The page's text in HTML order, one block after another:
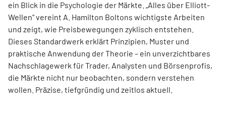
ein Blick in die Psychologie der Märkte. „Alles über Elliott-
Wellen“ vereint A. Hamilton Boltons wichtigste Arbeiten
und zeigt, wie Preisbewegungen zyklisch entstehen.
Dieses Standardwerk erklärt Prinzipien, Muster und
praktische Anwendung der Theorie – ein unverzichtbares
Nachschlagewerk für Trader, Analysten und Börsenprofis,
die Märkte nicht nur beobachten, sondern verstehen
wollen. Präzise, tiefgründig und zeitlos aktuell.